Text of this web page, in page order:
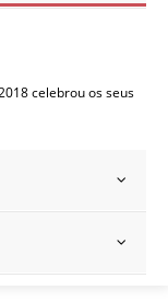
celebrou os seus